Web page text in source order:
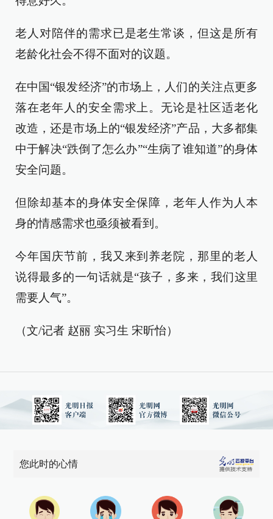
老人对陪伴的需求已是老生常谈，但这是所有
老龄化社会不得不面对的议题。
在中国“银发经济”的市场上，人们的关注点更多
落在老年人的安全需求上。无论是社区适老化
改造，还是市场上的“银发经济”产品，大多都集
中于解决“跌倒了怎么办”“生病了谁知道”的身体
安全问题。
但除却基本的身体安全保障，老年人作为人本
身的情感需求也亟须被看到。
今年国庆节前，我又来到养老院，那里的老人
说得最多的一句话就是“孩子，多来，我们这里
需要人气”。
（文/记者 赵丽 实习生 宋昕怡）
您此时的心情